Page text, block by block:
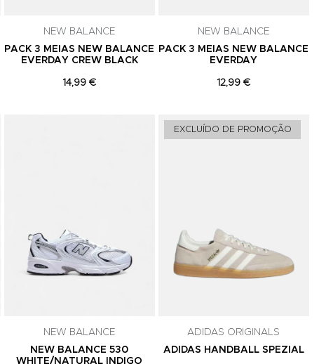
NEW BALANCE
PACK 3 MEIAS NEW BALANCE
EVERDAY CREW BLACK
14,99 €
NEW BALANCE
PACK 3 MEIAS NEW BALANCE
EVERDAY
12,99 €
Adicionar aos Favoritos
NEW BALANCE
NEW BALANCE 530
WHITE/NATURAL INDIGO
EXCLUÍDO DE PROMOÇÃO
ADIDAS ORIGINALS
ADIDAS HANDBALL SPEZIAL